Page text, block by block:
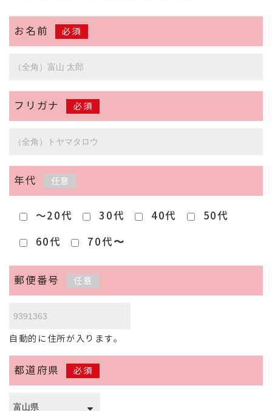
お名前 必須
フリガナ 必須
年代 任意
～20代 30代 40代
50代
60代
70代〜
郵便番号 任意
自動的に住所が入ります。
都道府県 必須